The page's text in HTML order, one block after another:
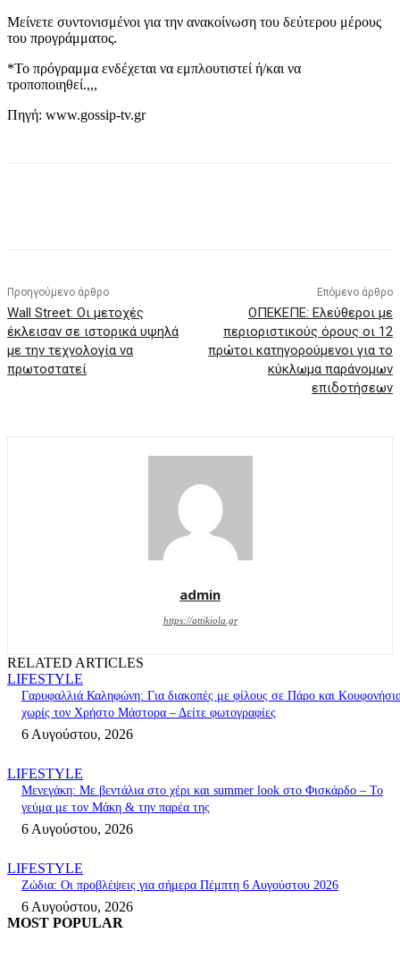
Μείνετε συντονισμένοι για την ανακοίνωση του δεύτερου μέρους
του προγράμματος.
*Το πρόγραμμα ενδέχεται να εμπλουτιστεί ή/και να
τροποποιηθεί.,,,
Πηγή: www.gossip-tv.gr
Προηγούμενο άρθρο
Wall Street: Οι μετοχές
έκλεισαν σε ιστορικά υψηλά
με την τεχνολογία να
πρωτοστατεί
Επόμενο άρθρο
ΟΠΕΚΕΠΕ: Ελεύθεροι με
περιοριστικούς όρους οι 12
πρώτοι κατηγορούμενοι για το
κύκλωμα παράνομων
επιδοτήσεων
admin
https://attikiola.gr
RELATED ARTICLES
LIFESTYLE
Γαρυφαλλιά Καληφώνη: Για διακοπές με φίλους σε Πάρο και
χωρίς τον Χρήστο Μάστορα – Δείτε φωτογραφίες
6 Αυγούστου, 2026
LIFESTYLE
Μενεγάκη: Με βεντάλια στο χέρι και summer look στο Φισκάρδο – Το
γεύμα με τον Μάκη & την παρέα της
6 Αυγούστου, 2026
LIFESTYLE
Ζώδια: Οι προβλέψεις για σήμερα Πέμπτη 6 Αυγούστου 2026
6 Αυγούστου, 2026
MOST POPULAR